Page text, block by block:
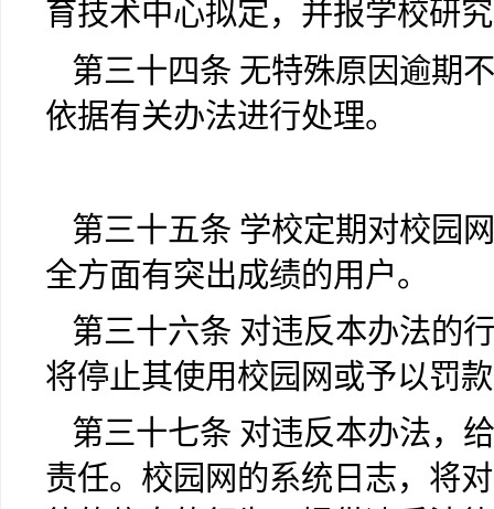
育技术中心拟定，并报学校研
第三十四条 无特殊原因逾期
依据有关办法进行处理。
第三十五条 学校定期对校园
全方面有突出成绩的用户。
第三十六条 对违反本办法的
将停止其使用校园网或予以罚
第三十七条 对违反本办法，
责任。校园网的系统日志，将